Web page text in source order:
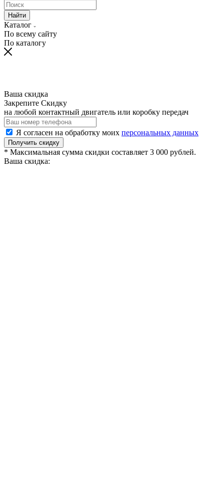
Найти
Каталог
По всему сайту
По каталогу
Ваша скидка
Закрепите Скидку
на любой контактный двигатель или коробку передач
Я согласен на обработку моих персональных данных
Получить скидку
* Максимальная сумма скидки составляет 3 000 рублей.
Ваша скидка: